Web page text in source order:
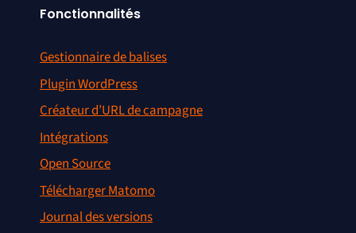
Fonctionnalités
Gestionnaire de balises
Plugin WordPress
Créateur d’URL de campagne
Intégrations
Open Source
Télécharger Matomo
Journal des versions